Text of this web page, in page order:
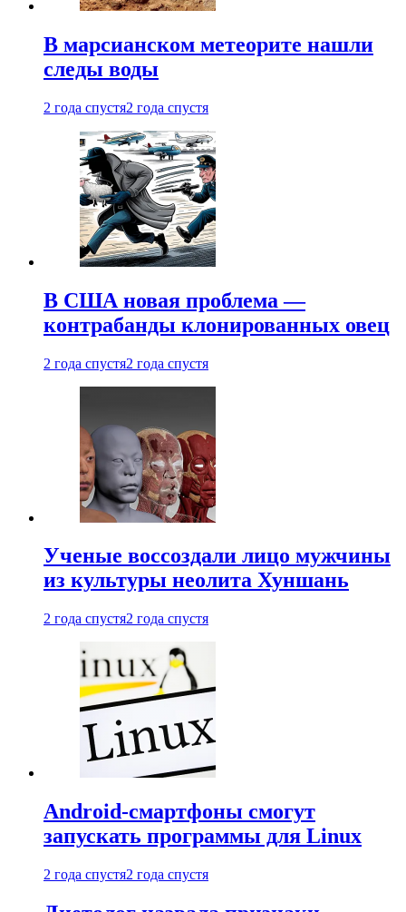
В марсианском метеорите нашли
следы воды
2 года спустя2 года спустя
В США новая проблема —
контрабанды клонированных овец
2 года спустя2 года спустя
Ученые воссоздали лицо мужчины
из культуры неолита Хуншань
2 года спустя2 года спустя
Android-смартфоны смогут
запускать программы для Linux
2 года спустя2 года спустя